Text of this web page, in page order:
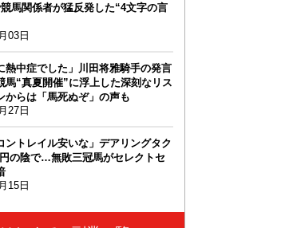
馬関係者が猛反発した“4文字の言
03日
熱中症でした」川田将雅騎手の発言
“真夏開催”に浮上した深刻なリス
からは「馬死ぬぞ」の声も
27日
ントレイル安いな」デアリングタク
の陰で…無敗三冠馬がセレクトセ
15日